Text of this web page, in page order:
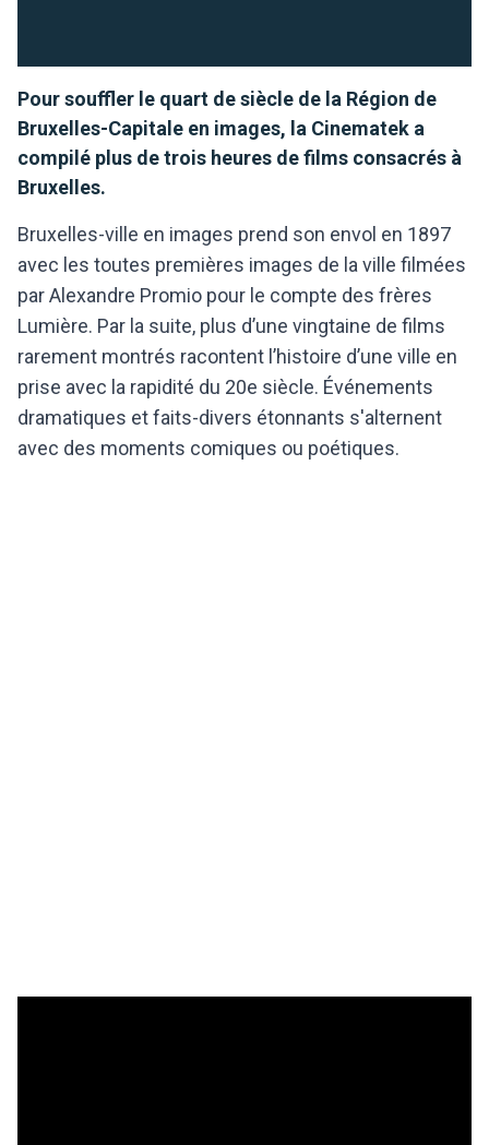
Pour souffler le quart de siècle de la Région de
Bruxelles-Capitale en images, la Cinematek a
compilé plus de trois heures de films consacrés à
Bruxelles.
Bruxelles-ville en images prend son envol en 1897
avec les toutes premières images de la ville filmées
par Alexandre Promio pour le compte des frères
Lumière. Par la suite, plus d’une vingtaine de films
rarement montrés racontent l’histoire d’une ville en
prise avec la rapidité du 20e siècle. Événements
dramatiques et faits-divers étonnants s'alternent
avec des moments comiques ou poétiques.